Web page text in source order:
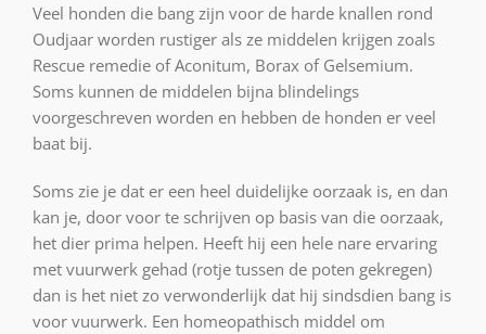
Veel honden die bang zijn voor de harde knallen rond
Oudjaar worden rustiger als ze middelen krijgen zoals
Rescue remedie of Aconitum, Borax of Gelsemium.
Soms kunnen de middelen bijna blindelings
voorgeschreven worden en hebben de honden er veel
baat bij.
Soms zie je dat er een heel duidelijke oorzaak is, en dan
kan je, door voor te schrijven op basis van die oorzaak,
het dier prima helpen. Heeft hij een hele nare ervaring
met vuurwerk gehad (rotje tussen de poten gekregen)
dan is het niet zo verwonderlijk dat hij sindsdien bang is
voor vuurwerk. Een homeopathisch middel om